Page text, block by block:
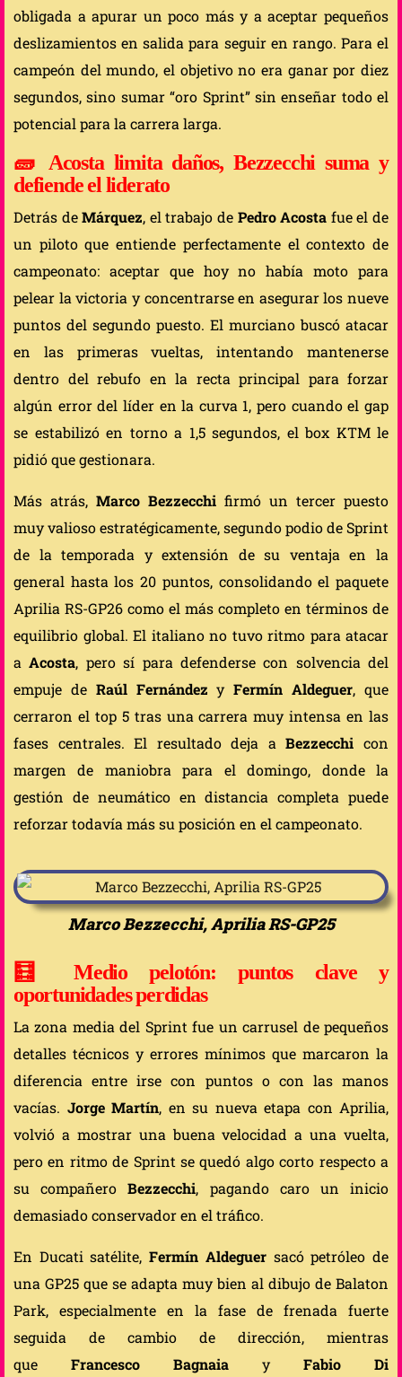
obligada a apurar un poco más y a aceptar pequeños
deslizamientos en salida para seguir en rango. Para el
campeón del mundo, el objetivo no era ganar por diez
segundos, sino sumar “oro Sprint” sin enseñar todo el
potencial para la carrera larga.
🧱 Acosta limita daños, Bezzecchi suma y
defiende el liderato
Detrás deMárquez, el trabajo de Pedro Acosta fue el de
un piloto que entiende perfectamente el contexto de
campeonato: aceptar que hoy no había moto para
pelear la victoria y concentrarse en asegurar los nueve
puntos del segundo puesto. El murciano buscó atacar
en las primeras vueltas, intentando mantenerse
dentro del rebufo en la recta principal para forzar
algún error del líder en la curva 1, pero cuando el gap
se estabilizó en torno a 1,5 segundos, el box KTM le
pidió que gestionara.
Más atrás, Marco Bezzecchi firmó un tercer puesto
muy valioso estratégicamente, segundo podio de Sprint
de la temporada y extensión de su ventaja en la
general hasta los 20 puntos, consolidando el paquete
Aprilia RS-GP26 como el más completo en términos de
equilibrio global. El italiano no tuvo ritmo para atacar
aAcosta, pero sí para defenderse con solvencia del
empuje de Raúl Fernández yFermín Aldeguer, que
cerraron el top 5 tras una carrera muy intensa en las
fases centrales. El resultado deja aBezzecchi con
margen de maniobra para el domingo, donde la
gestión de neumático en distancia completa puede
reforzar todavía más su posición en el campeonato.
Marco Bezzecchi, Aprilia RS-GP25
🧮 Medio pelotón: puntos clave y
oportunidades perdidas
La zona media del Sprint fue un carrusel de pequeños
detalles técnicos y errores mínimos que marcaron la
diferencia entre irse con puntos o con las manos
vacías. Jorge Martín, en su nueva etapa con Aprilia,
volvió a mostrar una buena velocidad a una vuelta,
pero en ritmo de Sprint se quedó algo corto respecto a
su compañeroBezzecchi, pagando caro un inicio
demasiado conservador en el tráfico.
En Ducati satélite,Fermín Aldeguersacó petróleo de
una GP25 que se adapta muy bien al dibujo de Balaton
Park, especialmente en la fase de frenada fuerte
seguida de cambio de dirección, mientras
que Francesco Bagnaia y Fabio Di